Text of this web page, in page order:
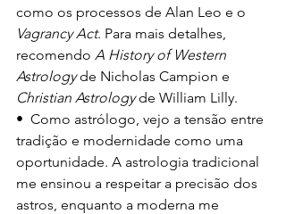
como os processos de Alan Leo e o
Vagrancy Act. Para mais detalhes,
recomendo A History of Western
Astrology de Nicholas Campion e
Christian Astrology de William Lilly.
•  Como astrólogo, vejo a tensão entre
tradição e modernidade como uma
oportunidade. A astrologia tradicional
me ensinou a respeitar a precisão dos
astros, enquanto a moderna me